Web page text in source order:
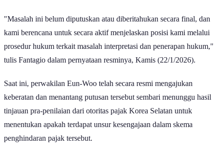
"Masalah ini belum diputuskan atau diberitahukan secara final, dan
kami berencana untuk secara aktif menjelaskan posisi kami melalui
prosedur hukum terkait masalah interpretasi dan penerapan hukum,"
tulis Fantagio dalam pernyataan resminya, Kamis (22/1/2026).
Saat ini, perwakilan Eun-Woo telah secara resmi mengajukan
keberatan dan menantang putusan tersebut sembari menunggu hasil
tinjauan pra-penilaian dari otoritas pajak Korea Selatan untuk
menentukan apakah terdapat unsur kesengajaan dalam skema
penghindaran pajak tersebut.